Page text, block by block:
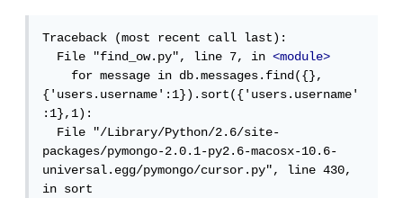
Traceback (most recent call last):
  File "find_ow.py", line 7, in
<module>
    for message in db.messages.find({},
{'users.username':1}).sort({'users.username'
:1},1):
  File "/Library/Python/2.6/site-
packages/pymongo-2.0.1-py2.6-macosx-10.6-
universal.egg/pymongo/cursor.py", line 430,
in sort